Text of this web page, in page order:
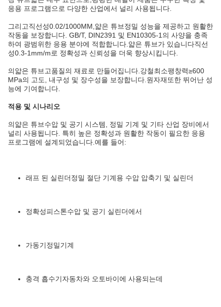
응용 프로그램으로 다양한 산업에서 널리 사용됩니다.
그리고직선성0.02/1000MM, 얇은 튜브정밀 성능을 제공하고 원활한
작동을 보장합니다. GB/T, DIN2391 및 EN10305-1의 사양을 충족
하여 광범위한 응용 분야에 적합합니다. 얇은 튜브가 있습니다직선
성0.3-1mm/m로 정확성과 신뢰성을 더욱 향상시킵니다.
의얇은 튜브 고품질의 재료로 만들어집니다. 강철최소팽창력≥600
MPa의 고도, 내구성 및 장수성을 보장합니다. 원자재 또한 뛰어난 성
능에 기여합니다.
적용 및 시나리오
의얇은 튜브수압 및 공기 시스템, 정밀 기계 및 기타 산업 장비에서
널리 사용됩니다. 특히 높은 정확성과 원활한 작동이 필요한 응용
프로그램에 설계되었습니다.예를 들어:
래프 된 실린더정밀 절단 기계용 수압 압축기 및 실린더
정확성피스톤수압 및 공기 실린더에서
가동기정밀기계
충격 흡수기자동차와 오토바이에 사용되는데